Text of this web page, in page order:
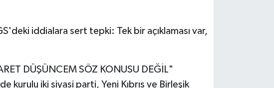
iddialara sert tepki: Tek bir açıklaması var,
DÜŞÜNCEM SÖZ KONUSU DEĞİL"
kurulu iki siyasi parti, Yeni Kıbrıs ve Birleşik